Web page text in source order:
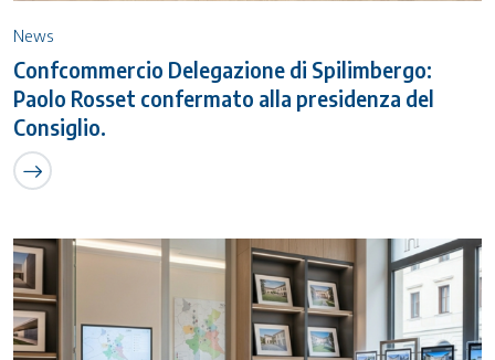
News
Confcommercio Delegazione di Spilimbergo:
Paolo Rosset confermato alla presidenza del
Consiglio.